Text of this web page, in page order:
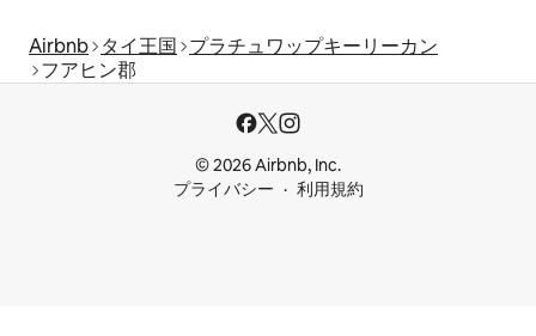
Airbnb タイ王国 プラチュワップキーリーカン
フアヒン郡
© 2026 Airbnb, Inc.
プライバシー
利用規約